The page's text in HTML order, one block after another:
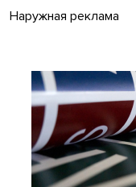
Наружная реклама